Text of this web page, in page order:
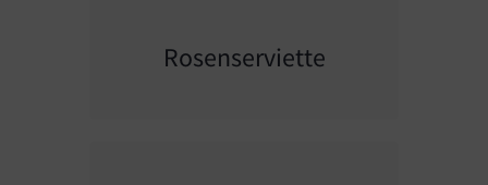
Rosenserviette